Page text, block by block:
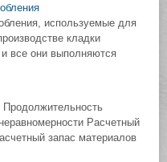
используемые для
кладки
все они выполняются
Расчетный
запас материалов